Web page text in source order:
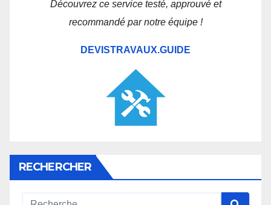
Découvrez ce service testé, approuvé et
recommandé par notre équipe !
DEVISTRAVAUX.GUIDE
RECHERCHER